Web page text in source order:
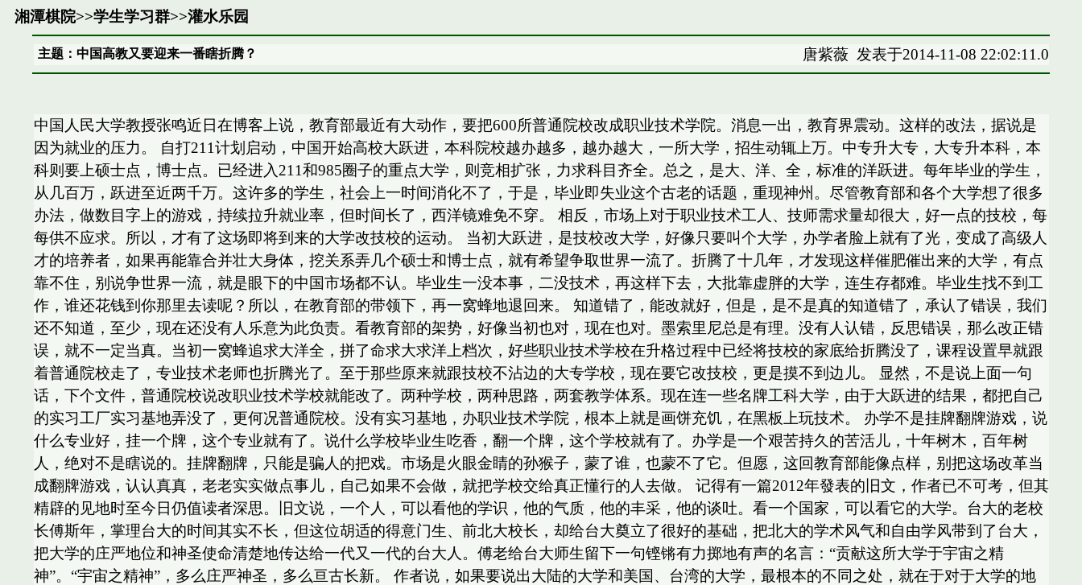
湘潭棋院>>学生学习群>>灌水乐园
主题：中国高教又要迎来一番瞎折腾？ 唐紫薇发表于2014-11-08 22:02:11.0
中国人民大学教授张鸣近日在博客上说，教育部最近有大动作，要把600所普通院校改成职业技术学院。消息一出，教育界震动。这样的改法，据说是
因为就业的压力。 自打211计划启动，中国开始高校大跃进，本科院校越办越多，越办越大，一所大学，招生动辄上万。中专升大专，大专升本科，本
科则要上硕士点，博士点。已经进入211和985圈子的重点大学，则竞相扩张，力求科目齐全。总之，是大、洋、全，标准的洋跃进。每年毕业的学生，
从几百万，跃进至近两千万。这许多的学生，社会上一时间消化不了，于是，毕业即失业这个古老的话题，重现神州。尽管教育部和各个大学想了很多
办法，做数目字上的游戏，持续拉升就业率，但时间长了，西洋镜难免不穿。 相反，市场上对于职业技术工人、技师需求量却很大，好一点的技校，每
每供不应求。所以，才有了这场即将到来的大学改技校的运动。 当初大跃进，是技校改大学，好像只要叫个大学，办学者脸上就有了光，变成了高级人
才的培养者，如果再能靠合并壮大身体，挖关系弄几个硕士和博士点，就有希望争取世界一流了。折腾了十几年，才发现这样催肥催出来的大学，有点
靠不住，别说争世界一流，就是眼下的中国市场都不认。毕业生一没本事，二没技术，再这样下去，大批靠虚胖的大学，连生存都难。毕业生找不到工
作，谁还花钱到你那里去读呢？所以，在教育部的带领下，再一窝蜂地退回来。 知道错了，能改就好，但是，是不是真的知道错了，承认了错误，我们
还不知道，至少，现在还没有人乐意为此负责。看教育部的架势，好像当初也对，现在也对。墨索里尼总是有理。没有人认错，反思错误，那么改正错
误，就不一定当真。当初一窝蜂追求大洋全，拼了命求大求洋上档次，好些职业技术学校在升格过程中已经将技校的家底给折腾没了，课程设置早就跟
着普通院校走了，专业技术老师也折腾光了。至于那些原来就跟技校不沾边的大专学校，现在要它改技校，更是摸不到边儿。 显然，不是说上面一句
话，下个文件，普通院校说改职业技术学校就能改了。两种学校，两种思路，两套教学体系。现在连一些名牌工科大学，由于大跃进的结果，都把自己
的实习工厂实习基地弄没了，更何况普通院校。没有实习基地，办职业技术学院，根本上就是画饼充饥，在黑板上玩技术。 办学不是挂牌翻牌游戏，说
什么专业好，挂一个牌，这个专业就有了。说什么学校毕业生吃香，翻一个牌，这个学校就有了。办学是一个艰苦持久的苦活儿，十年树木，百年树
人，绝对不是瞎说的。挂牌翻牌，只能是骗人的把戏。市场是火眼金睛的孙猴子，蒙了谁，也蒙不了它。但愿，这回教育部能像点样，别把这场改革当
成翻牌游戏，认认真真，老老实实做点事儿，自己如果不会做，就把学校交给真正懂行的人去做。 记得有一篇2012年發表的旧文，作者已不可考，但其
精辟的见地时至今日仍值读者深思。旧文说，一个人，可以看他的学识，他的气质，他的丰采，他的谈吐。看一个国家，可以看它的大学。台大的老校
长傅斯年，掌理台大的时间其实不长，但这位胡适的得意门生、前北大校长，却给台大奠立了很好的基础，把北大的学术风气和自由学风带到了台大，
把大学的庄严地位和神圣使命清楚地传达给一代又一代的台大人。傅老给台大师生留下一句铿锵有力掷地有声的名言：“贡献这所大学于宇宙之精
神”。“宇宙之精神”，多么庄严神圣，多么亘古长新。 作者说，如果要说出大陆的大学和美国、台湾的大学，最根本的不同之处，就在于对于大学的地